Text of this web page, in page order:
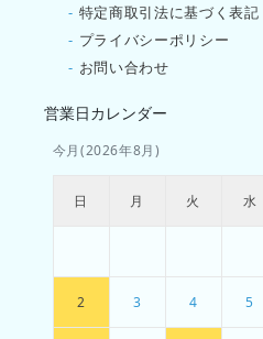
- 特定商取引法に基づく表記
- プライバシーポリシー
- お問い合わせ
営業日カレンダー
今月(2026年8月)
日 月 火 水
2 3 4 5